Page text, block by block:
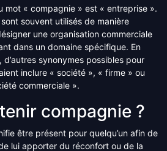
mot « compagnie » est « entreprise ».
souvent utilisés de manière
une organisation commerciale
dans un domaine spécifique. En
synonymes possibles pour
inclure « société », « firme » ou
commerciale ».
compagnie ?
être présent pour quelqu’un afin de
lui apporter du réconfort ou de la